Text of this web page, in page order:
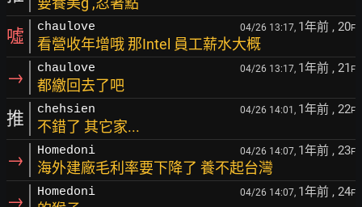
噓 chaulove 04/26 13:17, 1年前 , 20F
看營收年增哦 那Intel 員工薪水大概
→ chaulove 04/26 13:17, 1年前 , 21 F
都繳回去了吧
推 chehsien 04/26 14:01, 1年前 , 22F
不錯了 其它家...
→ Homedoni 04/26 14:07, 1年前 , 23F
海外建廠毛利率要下降了 養不起台灣
→ Homedoni 04/26 14:07, 1年前 , 24F